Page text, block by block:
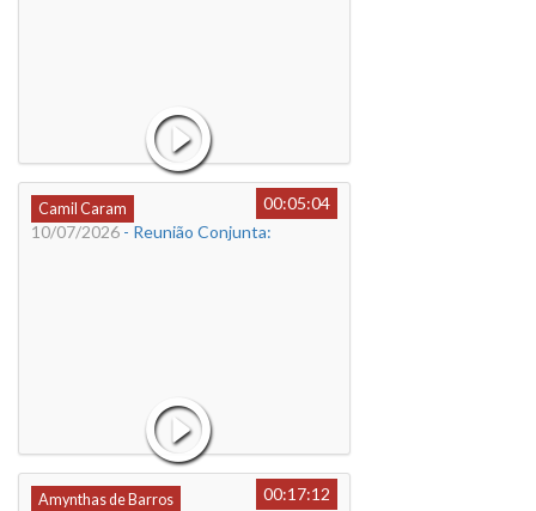
Camil Caram
00:05:04
10/07/2026 - Reunião Conjunta:
Amynthas de Barros
00:17:12